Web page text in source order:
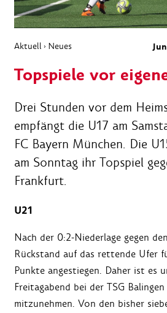
Aktuell › Neues
Topspiele vor
Drei Stunden vor dem
empfängt die U17 am
FC Bayern München. Die
am Sonntag ihr Topspiel
Frankfurt.
U21
Nach der 0:2-Niederlage gegen
Rückstand auf das rettende Ufer
Punkte angestiegen. Daher ist es
Freitagabend bei der TSG
mitzunehmen. Von den bisher